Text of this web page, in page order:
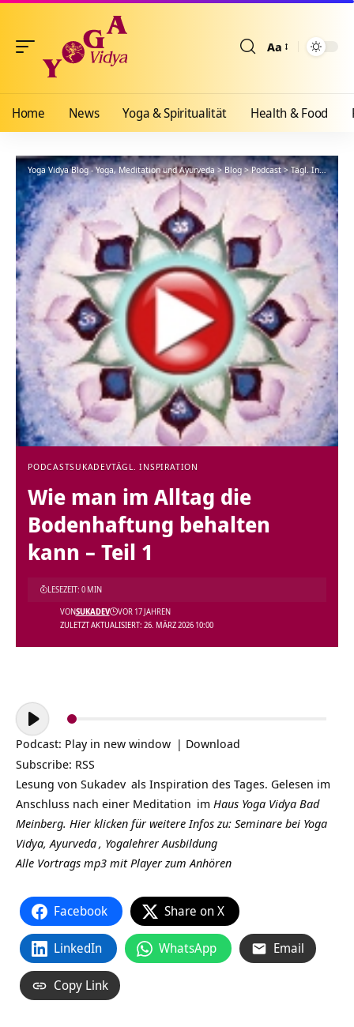
Aa
Home News Yoga & Spiritualität Health & Food
Yoga Vidya Blog - Yoga, Meditation und Ayurveda>Blog>Podcast>Tägl. Inspiration
PODCASTSUKADEVTÄGL. INSPIRATION
Wie man im Alltag die
Bodenhaftung behalten
kann – Teil 1
ZULETZT AKTUALISIERT: 26. MÄRZ 2026 10:00
VONSUKADEV VOR 17 JAHREN
LESEZEIT: 0 MIN
Audio-
Player
Podcast: Play in new window | Download
Subscribe: RSS
Lesung von Sukadev als Inspiration des Tages. Gelesen im
Anschluss nach einer Meditation im Haus Yoga Vidya Bad
Meinberg. Hier klicken für weitere Infos zu: Seminare bei Yoga
Vidya,Ayurveda, Yogalehrer Ausbildung
Alle Vortrags mp3 mit Player zum Anhören
Facebook Share on X
LinkedIn WhatsApp Email
Copy Link